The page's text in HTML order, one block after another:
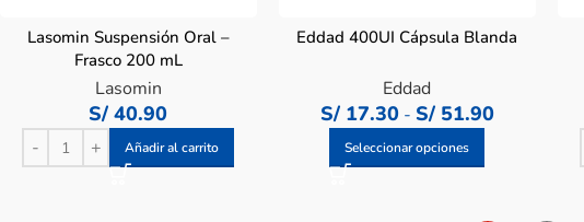
Lasomin Suspensión Oral –
Frasco 200 mL
Lasomin
S/ 40.90
Añadir al carrito
Eddad 400UI Cápsula Blanda
Eddad
S/17.30 - S/51.90
Seleccionar opciones